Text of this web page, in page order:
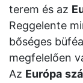
terem és az
Reggelente
bőséges
megfelelően
Az Európa